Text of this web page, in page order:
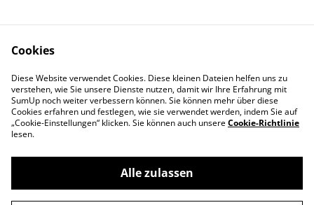
Bestimmungen
Datenschutzbestimm
ungen von SumUp
Cookie-Richtlinie
Cookies
Diese Website verwendet Cookies. Diese kleinen Dateien helfen uns zu
verstehen, wie Sie unsere Dienste nutzen, damit wir Ihre Erfahrung mit
SumUp noch weiter verbessern können. Sie können mehr über diese
Cookies erfahren und festlegen, wie sie verwendet werden, indem Sie auf
„Cookie-Einstellungen“ klicken. Sie können auch unsereCookie-Richtlinie
lesen.
Alle zulassen